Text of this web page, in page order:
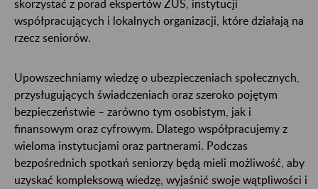
skorzystać z porad ekspertów ZUS, instytucji
współpracujących i lokalnych organizacji, które działają na
rzecz seniorów.
Upowszechniamy wiedzę o ubezpieczeniach społecznych,
przysługujących świadczeniach oraz szeroko pojętym
bezpieczeństwie – zarówno tym osobistym, jak i
finansowym oraz cyfrowym. Dlatego współpracujemy z
wieloma instytucjami oraz partnerami. Podczas
bezpośrednich spotkań seniorzy będą mieli możliwość, aby
uzyskać kompleksową wiedzę, wyjaśnić swoje wątpliwości i